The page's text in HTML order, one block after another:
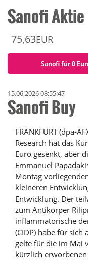
Sanofi Aktie
75,63EUR
Sanofi für 0
15.06.2026 08:55:47
Sanofi Buy
FRANKFURT (dpa-
Research hat das
Euro gesenkt, aber
Emmanuel
Montag
kleineren
Entwicklung. Der
zum Antikörper
inflammatorische
(CIDP) habe für sich
gelte für die im Mai
kürzlich